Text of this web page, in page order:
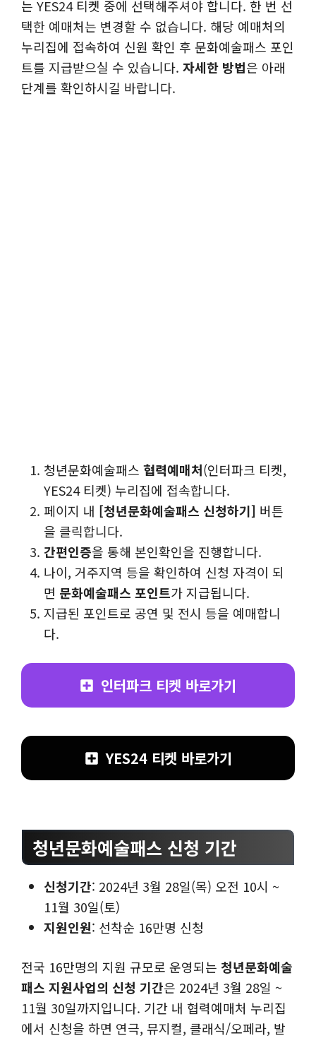
는 YES24 티켓 중에 선택해주셔야 합니다. 한 번 선
택한 예매처는 변경할 수 없습니다. 해당 예매처의
누리집에 접속하여 신원 확인 후 문화예술패스 포인
트를 지급받으실 수 있습니다. 자세한 방법은 아래
단계를 확인하시길 바랍니다.
청년문화예술패스협력예매처(인터파크 티켓,
YES24 티켓) 누리집에 접속합니다.
페이지 내 [청년문화예술패스 신청하기] 버튼
을 클릭합니다.
간편인증을 통해 본인확인을 진행합니다.
나이, 거주지역 등을 확인하여 신청 자격이 되
면 문화예술패스 포인트가 지급됩니다.
지급된 포인트로 공연 및 전시 등을 예매합니
다.
인터파크 티켓 바로가기
YES24 티켓 바로가기
청년문화예술패스 신청 기간
신청기간: 2024년 3월 28일(목) 오전 10시 ~
11월 30일(토)
지원인원: 선착순 16만명 신청
전국 16만명의 지원 규모로 운영되는 청년문화예술
패스 지원사업의 신청 기간은 2024년 3월 28일 ~
11월 30일까지입니다. 기간 내 협력예매처 누리집
에서 신청을 하면 연극, 뮤지컬, 클래식/오페라, 발